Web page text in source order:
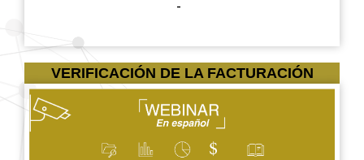
-
VERIFICACIÓN DE LA FACTURACIÓN